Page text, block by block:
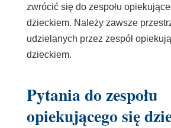
zwrócić się do zespołu
dzieckiem. Należy zawsze
udzielanych przez zespół
dzieckiem.
Pytania do zespołu
opiekującego się